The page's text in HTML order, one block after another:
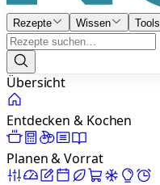
Rezepte Wissen Tools
Übersicht
Entdecken & Kochen
Planen & Vorrat